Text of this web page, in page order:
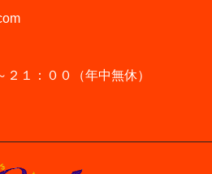
１：００（年中無休）